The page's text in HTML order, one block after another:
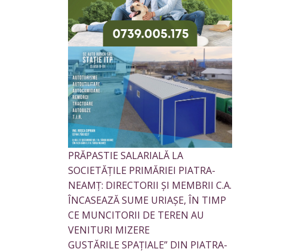
PRĂPASTIE SALARIALĂ LA
SOCIETĂȚILE PRIMĂRIEI PIATRA-
NEAMȚ: DIRECTORII ȘI MEMBRII C.A.
ÎNCASEAZĂ SUME URIAȘE, ÎN TIMP
CE MUNCITORII DE TEREN AU
VENITURI MIZERE
GUSTĂRILE SPAȚIALE” DIN PIATRA-